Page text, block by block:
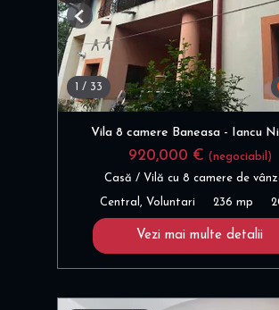
/ 33
Previous
Vila 8 camere Baneasa - Iancu
920,000 € (negociabil)
Casă / Vilă cu 8 camere de
Central, Voluntari 236 mp
Vezi mai multe detalii